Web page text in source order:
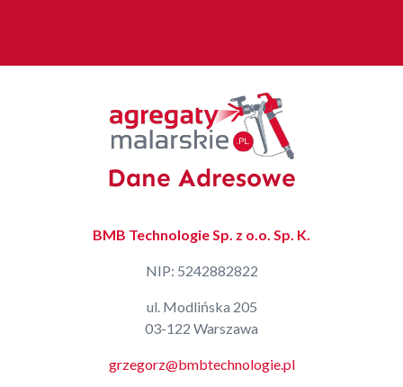
Dane Adresowe
BMB Technologie Sp. z o.o. Sp. K.
NIP: 5242882822
ul. Modlińska 205
03-122 Warszawa
grzegorz@bmbtechnologie.pl